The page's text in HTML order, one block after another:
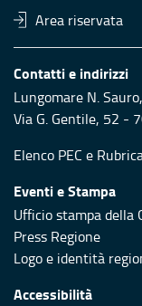
Area riservata
Contatti e indirizzi
Lungomare N.
Via G. Gentile, 52 -
Elenco PEC e
Eventi e Stampa
Ufficio stampa della
Press Regione
Logo e identità
Accessibilità